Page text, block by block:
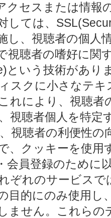
クセスまたは情報
しては、
し、視聴者の個人
視聴者の嗜好に関
という技術があり
スクに小さなテ
れにより、視聴
視聴者個人を特定
視聴者の利便性の
、クッキーを使用
会員登録のために
ぞれのサービス
目的にのみ使用し
ません。これらの